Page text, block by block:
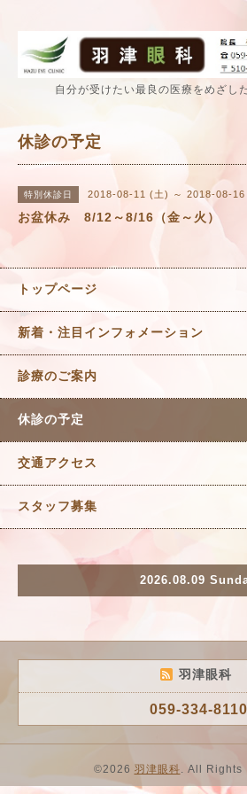
自分が受けたい最良の医療をめざし
休診の予定
特別休診日 2018-08-11 (土) ～ 2018-08-16
お盆休み 8/12～8/16（金～火）
トップページ
新着・注目インフォメーション
診療のご案内
休診の予定
交通アクセス
スタッフ募集
2026.08.09
羽津眼科
059-334-8110
©2026 羽津眼科 . All Rights